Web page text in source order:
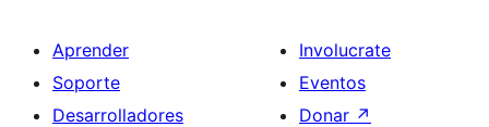
Aprender
Soporte
Desarrolladores
Involucrate
Eventos
Donar ↗